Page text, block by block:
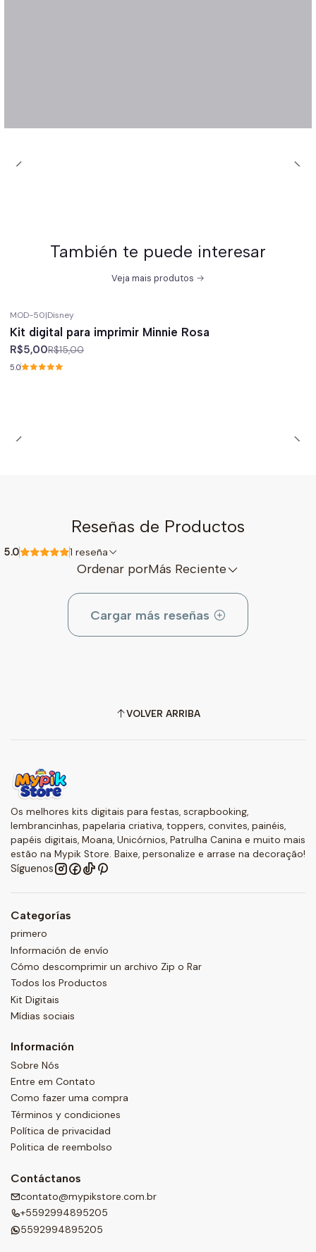
También te puede interesar
Veja mais produtos
MOD-50|Disney
Kit digital para imprimir Minnie Rosa
R$5,00R$15,00
5.0
Reseñas de Productos
5.0 1 reseña
Ordenar porMás Reciente
Cargar más reseñas
VOLVER ARRIBA
Os melhores kits digitais para festas, scrapbooking,
lembrancinhas, papelaria criativa, toppers, convites, painéis,
papéis digitais, Moana, Unicórnios, Patrulha Canina e muito mais
estão na Mypik Store. Baixe, personalize e arrase na decoração!
Síguenos
Categorías
primero
Información de envío
Cómo descomprimir un archivo Zip o Rar
Todos los Productos
Kit Digitais
Mídias sociais
Información
Sobre Nós
Entre em Contato
Como fazer uma compra
Términos y condiciones
Política de privacidad
Politica de reembolso
Contáctanos
contato@mypikstore.com.br
+5592994895205
5592994895205